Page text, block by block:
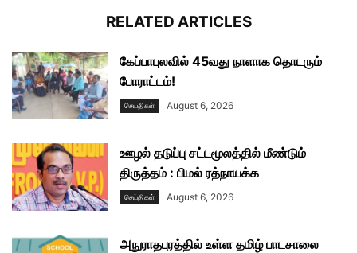
RELATED ARTICLES
கேப்பாபுலவில் 45வது நாளாக தொடரும்
போராட்டம்!
செய்திகள் August 6, 2026
ஊழல் தடுப்பு சட்டமூலத்தில் மீண்டும்
திருத்தம் : பிமல் ரத்நாயக்க
செய்திகள் August 6, 2026
அநுராதபுரத்தில் உள்ள தமிழ் பாடசாலை